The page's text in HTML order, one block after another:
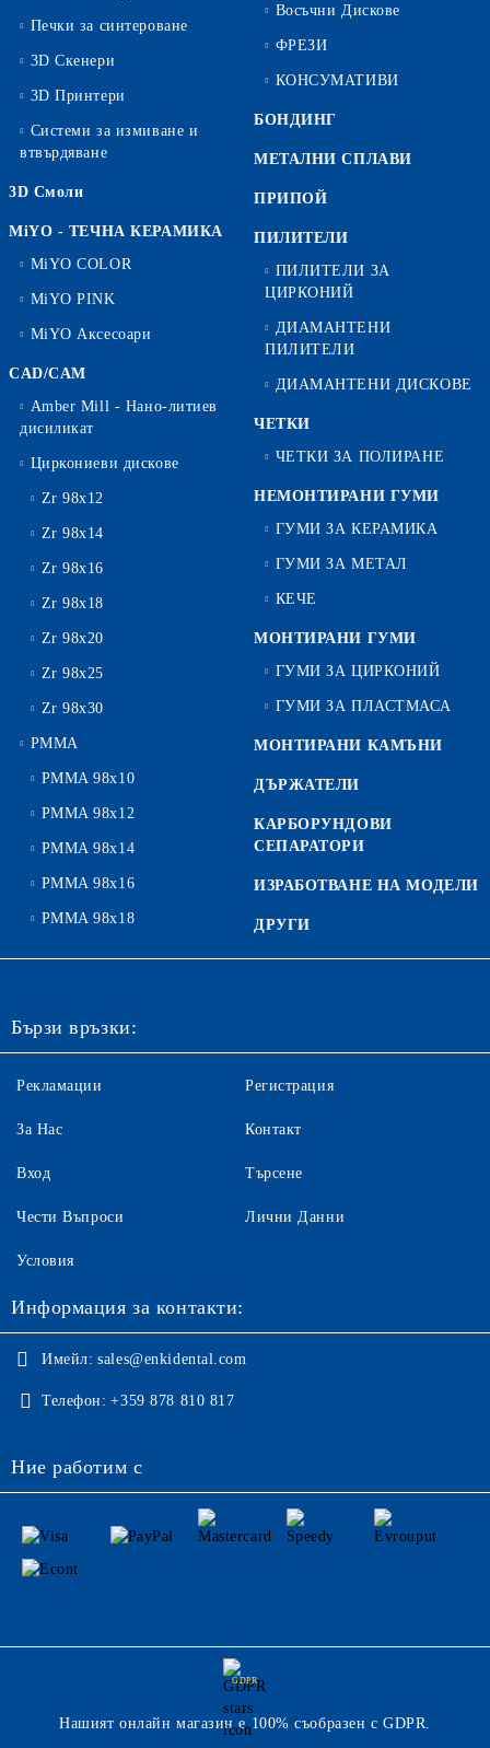
Печки за синтероване
3D Скенери
3D Принтери
Системи за измиване и
втвърдяване
3D Смоли
MiYO - ТЕЧНА КЕРАМИКА
MiYO COLOR
MiYO PINK
MiYO Аксесоари
CAD/CAM
Amber Mill - Нано-литиев
дисиликат
Циркониеви дискове
Zr 98x12
Zr 98x14
Zr 98x16
Zr 98x18
Zr 98x20
Zr 98x25
Zr 98x30
PMMA
PMMA 98x10
PMMA 98x12
PMMA 98x14
PMMA 98x16
PMMA 98x18
Восъчни Дискове
ФРЕЗИ
КОНСУМАТИВИ
БОНДИНГ
МЕТАЛНИ СПЛАВИ
ПРИПОЙ
ПИЛИТЕЛИ
ПИЛИТЕЛИ ЗА
ЦИРКОНИЙ
ДИАМАНТЕНИ
ПИЛИТЕЛИ
ДИАМАНТЕНИ ДИСКОВЕ
ЧЕТКИ
ЧЕТКИ ЗА ПОЛИРАНЕ
НЕМОНТИРАНИ ГУМИ
ГУМИ ЗА КЕРАМИКА
ГУМИ ЗА МЕТАЛ
КЕЧЕ
МОНТИРАНИ ГУМИ
ГУМИ ЗА ЦИРКОНИЙ
ГУМИ ЗА ПЛАСТМАСА
МОНТИРАНИ КАМЪНИ
ДЪРЖАТЕЛИ
КАРБОРУНДОВИ
СЕПАРАТОРИ
ИЗРАБОТВАНЕ НА МОДЕЛИ
ДРУГИ
Бързи връзки:
Рекламации
За Нас
Вход
Чести Въпроси
Регистрация
Контакт
Търсене
Лични Данни
Условия
Информация за контакти:
Имейл: sales@enkidental.com
Телефон: +359 878 810 817
Ние работим с
GDPR
Нашият онлайн магазин е 100% съобразен с GDPR.